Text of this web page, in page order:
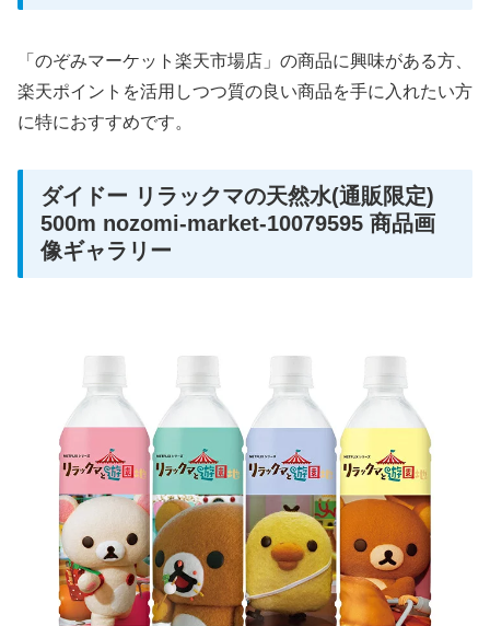
「のぞみマーケット楽天市場店」の商品に興味がある方、
楽天ポイントを活用しつつ質の良い商品を手に入れたい方
に特におすすめです。
ダイドー リラックマの天然水(通販限定)
500m nozomi-market-10079595 商品画
像ギャラリー